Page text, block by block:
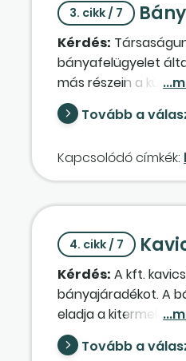
3. cikk / 7
Kérdés:
bányafelügyelet
más részein a
amelyen a
Tovább a
Kapcsolódó címkék:
4. cikk / 7
Kérdés: A kft.
bányajáradékot. A
eladja a kitermelést
a kavicsot a piaci
kavics vagy
Tovább a